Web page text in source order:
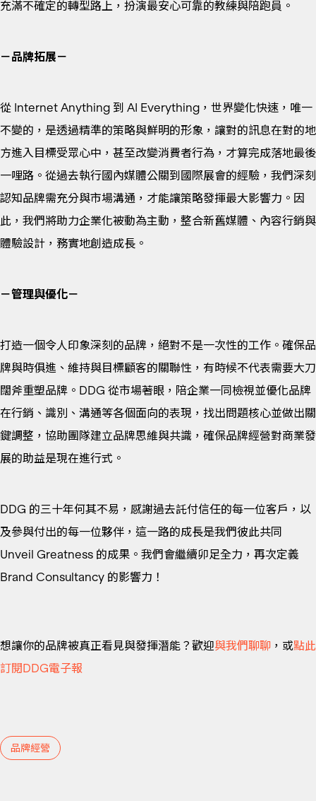
充滿不確定的轉型路上，扮演最安心可靠的教練與陪跑員。
－品牌拓展－
從 Internet Anything 到 AI Everything，世界變化快速，唯一
不變的，是透過精準的策略與鮮明的形象，讓對的訊息在對的地
方進入目標受眾心中，甚至改變消費者行為，才算完成落地最後
一哩路。從過去執行國內媒體公關到國際展會的經驗，我們深刻
認知品牌需充分與市場溝通，才能讓策略發揮最大影響力。因
此，我們將助力企業化被動為主動，整合新舊媒體、內容行銷與
體驗設計，務實地創造成長。
－管理與優化－
打造一個令人印象深刻的品牌，絕對不是一次性的工作。確保品
牌與時俱進、維持與目標顧客的關聯性，有時候不代表需要大刀
闊斧重塑品牌。DDG 從市場著眼，陪企業一同檢視並優化品牌
在行銷、識別、溝通等各個面向的表現，找出問題核心並做出關
鍵調整，協助團隊建立品牌思維與共識，確保品牌經營對商業發
展的助益是現在進行式。
DDG 的三十年何其不易，感謝過去託付信任的每一位客戶，以
及參與付出的每一位夥伴，這一路的成長是我們彼此共同
Unveil Greatness 的成果。我們會繼續卯足全力，再次定義
Brand Consultancy 的影響力！
想讓你的品牌被真正看見與發揮潛能？歡迎與我們聊聊 ，或點此
訂閱DDG電子報
品牌經營